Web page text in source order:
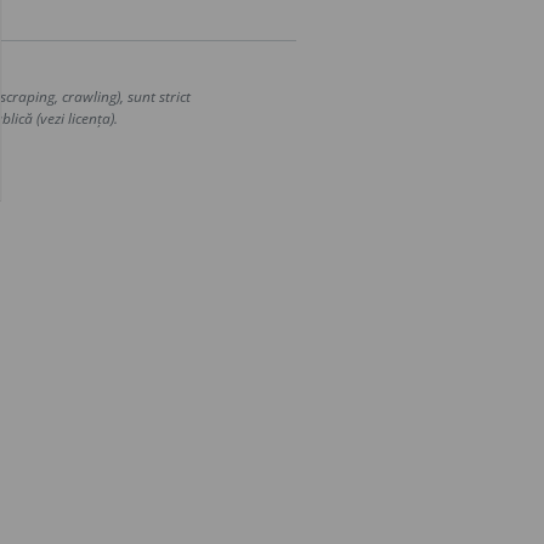
crawling), sunt strict
(vezi licența).